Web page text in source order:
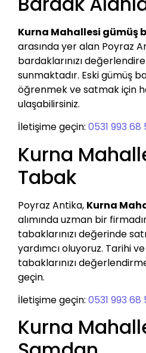
Kurna Mahallesi gümüş
arasında yer alan Poyraz
bardaklarınızı
sunmaktadır. Eski gümüş
öğrenmek ve satmak için
ulaşabilirsiniz.
İletişime geçin: 0531 993 68
Kurna
Tabak
Poyraz Antika, Kurna
alımında uzman bir
tabaklarınızı değerinde
yardımcı oluyoruz. Tarihi
tabaklarınızı
geçin.
İletişime geçin: 0531 993 68
Kurna